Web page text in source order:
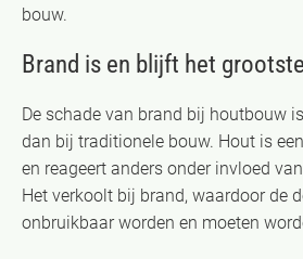
bouw.
Brand is en blijft het
De schade van brand bij houtbouw
dan bij traditionele bouw. Hout is
en reageert anders onder invloed
Het verkoolt bij brand, waardoor de
onbruikbaar worden en moeten